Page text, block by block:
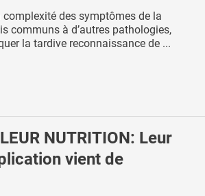
des symptômes de la
communs à d’autres pathologies,
la tardive reconnaissance de ...
NUTRITION: Leur
vient de